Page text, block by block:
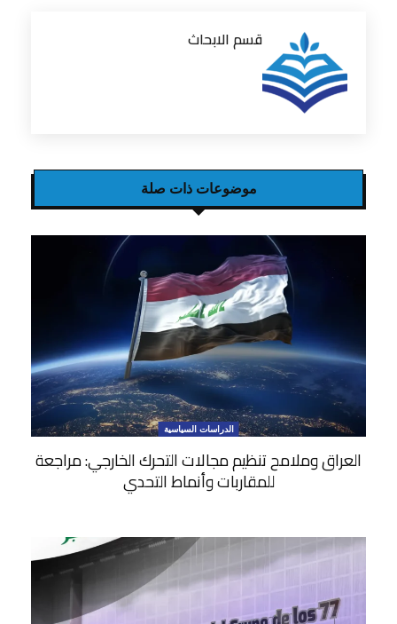
قسم الابحاث
موضوعات ذات صلة
الدراسات السياسية
العراق وملامح تنظيم مجالات التحرك الخارجي: مراجعة
للمقاربات وأنماط التحدي